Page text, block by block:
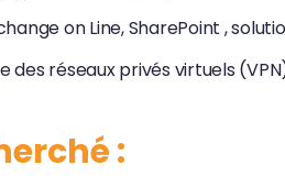
on Line, SharePoint ,
des réseaux privés virtuels
: